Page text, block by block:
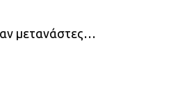
μετανάστες…